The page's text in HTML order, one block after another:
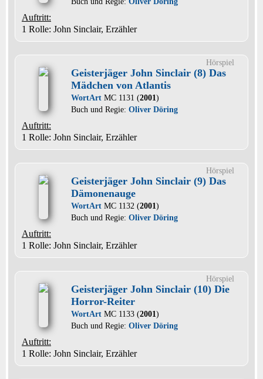
Auftritt:
1 Rolle: John Sinclair, Erzähler
Hörspiel
Geisterjäger John Sinclair (8) Das
Mädchen von Atlantis
WortArt MC 1131 (2001)
Buch und Regie: Oliver Döring
Auftritt:
1 Rolle: John Sinclair, Erzähler
Hörspiel
Geisterjäger John Sinclair (9) Das
Dämonenauge
WortArt MC 1132 (2001)
Buch und Regie: Oliver Döring
Auftritt:
1 Rolle: John Sinclair, Erzähler
Hörspiel
Geisterjäger John Sinclair (10) Die
Horror-Reiter
WortArt MC 1133 (2001)
Buch und Regie: Oliver Döring
Auftritt:
1 Rolle: John Sinclair, Erzähler